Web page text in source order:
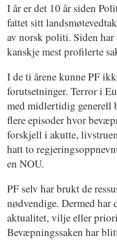
I år er det 10 år siden
fattet sitt
av norsk politi. Siden
kanskje mest profilerte
I de ti årene kunne PF
forutsetninger. Terror i
med midlertidig generell
flere episoder hvor
forskjell i akutte,
hatt to
en NOU.
PF selv har brukt de
nødvendige. Dermed har
aktualitet, vilje eller
Bevæpningssaken har